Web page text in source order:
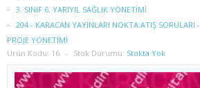
1. SINIF 2. YARIYIL İŞLETME
2. SINIF 3. YARIYIL İŞLETME
2. SINIF 4. YARIYIL İŞLETME
3. SINIF 6. YARIYIL SAĞLIK YÖNETİMİ
204 - KARACAN YAYINLARI NOKTA ATIŞ SORULARI -
PROJE YÖNETİMİ
Ürün Kodu: 16 Stok Durumu: Stokta Yok